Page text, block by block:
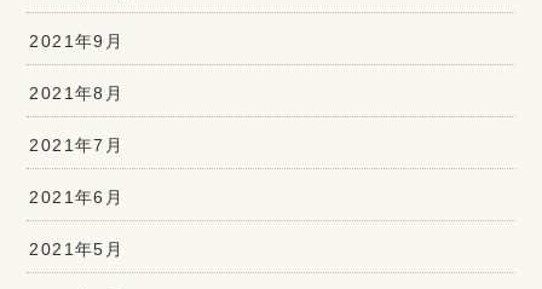
2021年9月
2021年8月
2021年7月
2021年6月
2021年5月